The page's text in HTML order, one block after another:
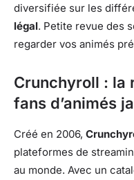
diversifiée sur les
légal. Petite revue des
regarder vos animés
Crunchyroll : la
fans d’animés
Créé en 2006,
plateformes de
au monde. Avec un